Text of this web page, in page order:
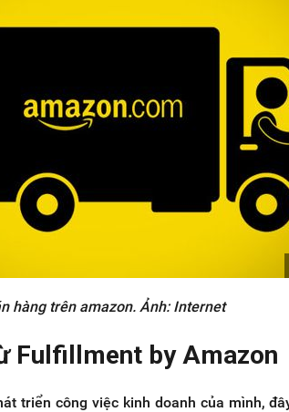
hàng trên amazon. Ảnh: Internet
Fulfillment by Amazon
triển công việc kinh doanh của mình,